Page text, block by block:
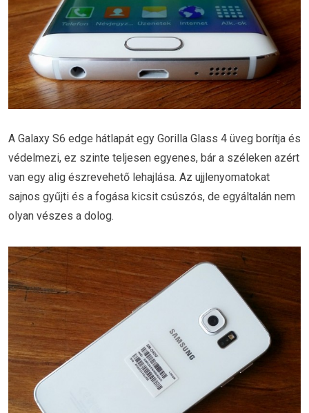
A Galaxy S6 edge hátlapát egy Gorilla Glass 4 üveg borítja és
védelmezi, ez szinte teljesen egyenes, bár a széleken azért
van egy alig észrevehető lehajlása. Az ujjlenyomatokat
sajnos gyűjti és a fogása kicsit csúszós, de egyáltalán nem
olyan vészes a dolog.